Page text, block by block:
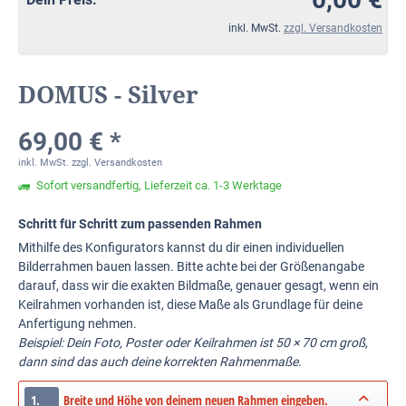
inkl. MwSt. zzgl. Versandkosten
DOMUS - Silver
69,00 € *
inkl. MwSt. zzgl. Versandkosten
Sofort versandfertig, Lieferzeit ca. 1-3 Werktage
Schritt für Schritt zum passenden Rahmen
Mithilfe des Konfigurators kannst du dir einen individuellen
Bilderrahmen bauen lassen. Bitte achte bei der Größenangabe
darauf, dass wir die exakten Bildmaße, genauer gesagt, wenn ein
Keilrahmen vorhanden ist, diese Maße als Grundlage für deine
Anfertigung nehmen.
Beispiel: Dein Foto, Poster oder Keilrahmen ist 50 × 70 cm groß,
dann sind das auch deine korrekten Rahmenmaße.
1. Breite und Höhe von deinem neuen Rahmen eingeben.